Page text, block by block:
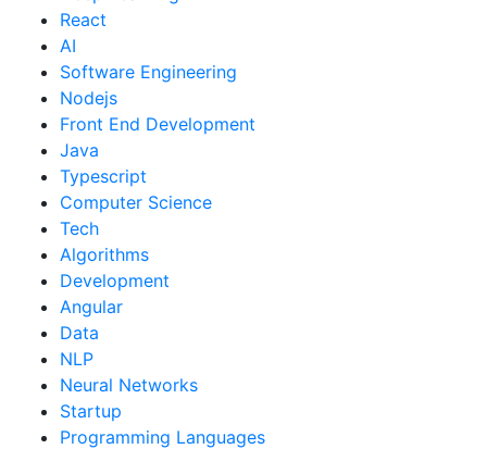
React
AI
Software Engineering
Nodejs
Front End Development
Java
Typescript
Computer Science
Tech
Algorithms
Development
Angular
Data
NLP
Neural Networks
Startup
Programming Languages